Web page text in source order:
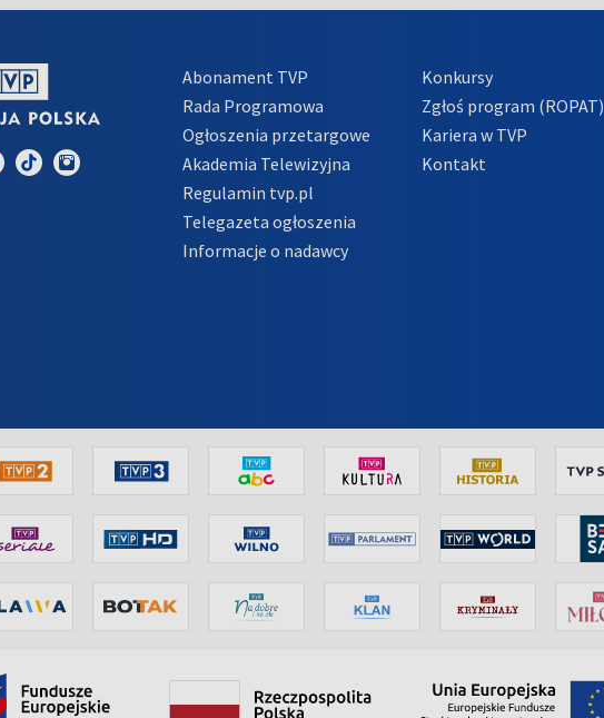
Abonament TVP
Rada Programowa
Ogłoszenia przetargowe
Akademia Telewizyjna
Regulamin tvp.pl
Telegazeta ogłoszenia
Informacje o nadawcy
Konkursy
Zgłoś program (ROPAT)
Kariera w TVP
Kontakt